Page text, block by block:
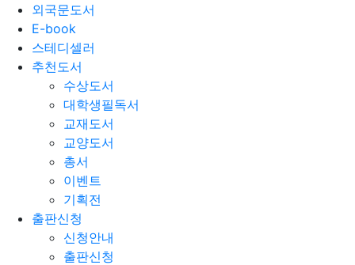
외국문도서
E-book
스테디셀러
추천도서
수상도서
대학생필독서
교재도서
교양도서
총서
이벤트
기획전
출판신청
신청안내
출판신청